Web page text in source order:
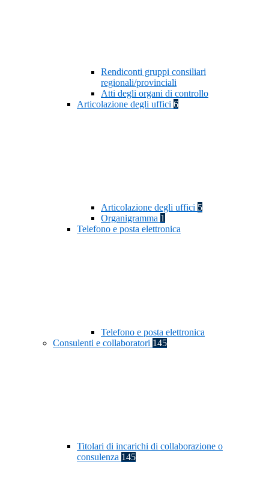
Rendiconti gruppi consiliari
regionali/provinciali
Atti degli organi di controllo
Articolazione degli uffici 6
Articolazione degli uffici 5
Organigramma 1
Telefono e posta elettronica
Telefono e posta elettronica
Consulenti e collaboratori 145
Titolari di incarichi di collaborazione o
consulenza 145